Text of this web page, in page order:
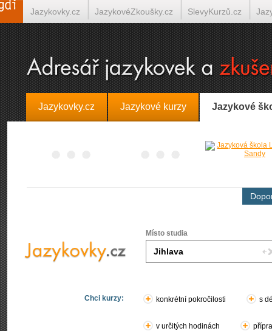
Jazykovky.cz Jazykové kurzy Jazykové
Místo studia
Chci kurzy: konkrétní pokročilosti s
v určitých hodinách
Jazykovky.cz JazykovéZkoušky.cz SlevyKurzů.cz
Španělština on-line Italština on-line Tlumočení-